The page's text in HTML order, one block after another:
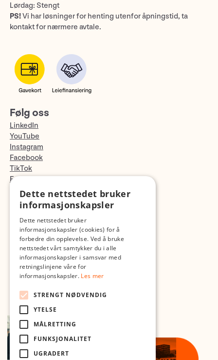
Lørdag: Stengt
PS!Vi har løsninger for henting utenfor åpningstid, ta
kontakt for nærmere avtale.
Følg oss
LinkedIn
YouTube
Instagram
Facebook
TikTok
Fotopodden
Med forbehold om skrive- og lagerfeil
Dette nettstedet bruker
informasjonskapsler
Dette nettstedet bruker
informasjonskapsler (cookies) for å
forbedre din opplevelse. Ved å bruke
nettstedet vårt samtykker du i alle
informasjonskapsler i samsvar med
retningslinjene våre for
informasjonskapsler. Les mer
STRENGT NØDVENDIG
YTELSE
MÅLRETTING
FUNKSJONALITET
UGRADERT